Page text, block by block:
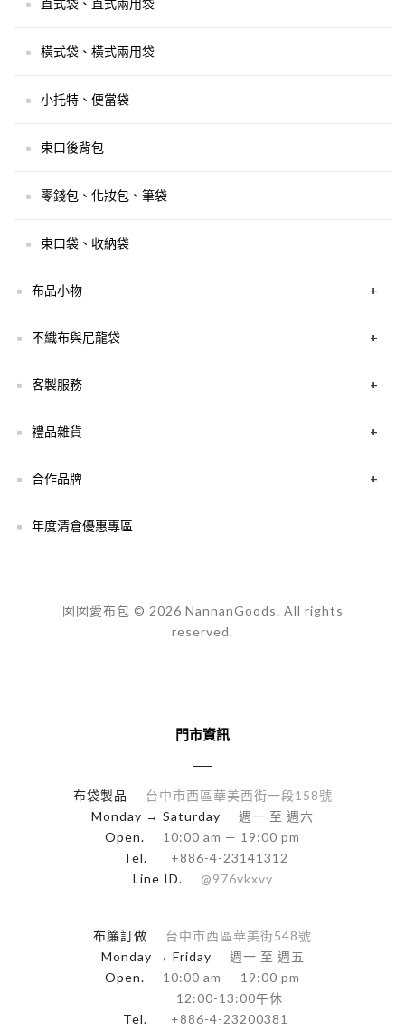
直式袋、直式兩用袋
橫式袋、橫式兩用袋
小托特、便當袋
束口後背包
零錢包、化妝包、筆袋
束口袋、收納袋
布品小物 +
不織布與尼龍袋 +
客製服務 +
禮品雜貨 +
合作品牌 +
年度清倉優惠專區
囡囡愛布包 © 2026 NannanGoods. All rights
reserved.
門市資訊
布袋製品
台中市西區華美西街一段158號
Monday → Saturday
週一 至 週六
Open.
10:00 am — 19:00 pm
Tel.
+886-4-23141312
Line ID.
@976vkxvy
布簾訂做
台中市西區華美街548號
Monday → Friday
週一 至 週五
Open.
10:00 am — 19:00 pm
12:00-13:00午休
Tel.
+886-4-23200381